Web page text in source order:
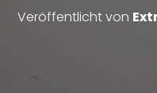
Veröffentlicht von